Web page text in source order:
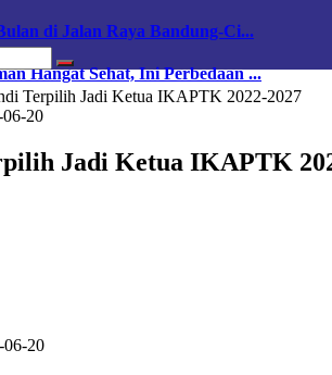
di Jalan Raya Bandung-Ci...
Hangat Sehat, Ini Perbedaan ...
Terpilih Jadi Ketua IKAPTK 2022-2027
06-20
Jadi Ketua IKAPTK
06-20